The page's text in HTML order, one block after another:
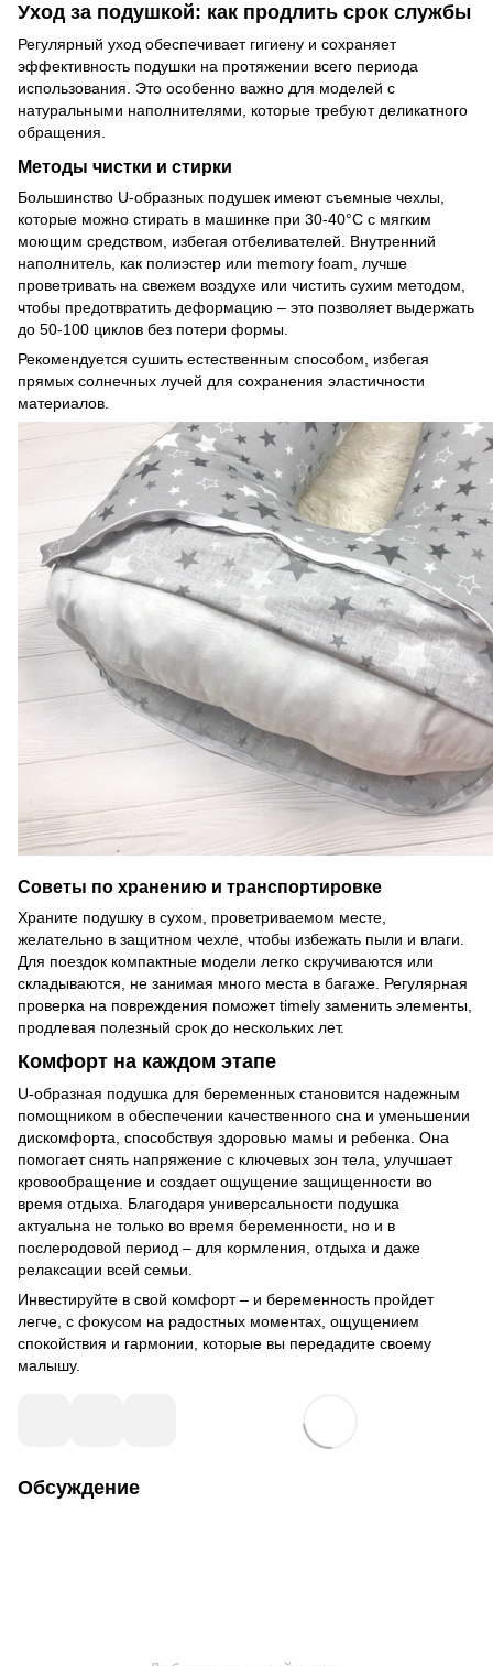
Уход за подушкой: как продлить срок службы
Регулярный уход обеспечивает гигиену и сохраняет
эффективность подушки на протяжении всего периода
использования. Это особенно важно для моделей с
натуральными наполнителями, которые требуют деликатного
обращения.
Методы чистки и стирки
Большинство U-образных подушек имеют съемные чехлы,
которые можно стирать в машинке при 30-40°C с мягким
моющим средством, избегая отбеливателей. Внутренний
наполнитель, как полиэстер или memory foam, лучше
проветривать на свежем воздухе или чистить сухим методом,
чтобы предотвратить деформацию – это позволяет выдержать
до 50-100 циклов без потери формы.
Рекомендуется сушить естественным способом, избегая
прямых солнечных лучей для сохранения эластичности
материалов.
Советы по хранению и транспортировке
Храните подушку в сухом, проветриваемом месте,
желательно в защитном чехле, чтобы избежать пыли и влаги.
Для поездок компактные модели легко скручиваются или
складываются, не занимая много места в багаже. Регулярная
проверка на повреждения поможет timely заменить элементы,
продлевая полезный срок до нескольких лет.
Комфорт на каждом этапе
U-образная подушка для беременных становится надежным
помощником в обеспечении качественного сна и уменьшении
дискомфорта, способствуя здоровью мамы и ребенка. Она
помогает снять напряжение с ключевых зон тела, улучшает
кровообращение и создает ощущение защищенности во
время отдыха. Благодаря универсальности подушка
актуальна не только во время беременности, но и в
послеродовой период – для кормления, отдыха и даже
релаксации всей семьи.
Инвестируйте в свой комфорт – и беременность пройдет
легче, с фокусом на радостных моментах, ощущением
спокойствия и гармонии, которые вы передадите своему
малышу.
Обсуждение